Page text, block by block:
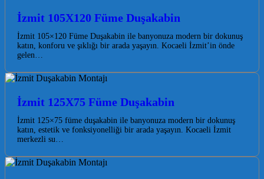
İzmit 105X120 Füme Duşakabin
İzmit 105×120 Füme Duşakabin ile banyonuza modern bir dokunuş
katın, konforu ve şıklığı bir arada yaşayın. Kocaeli İzmit’in önde
gelen…
İzmit 125X75 Füme Duşakabin
İzmit 125×75 füme duşakabin ile banyonuza modern bir dokunuş
katın, estetik ve fonksiyonelliği bir arada yaşayın. Kocaeli İzmit
merkezli su…